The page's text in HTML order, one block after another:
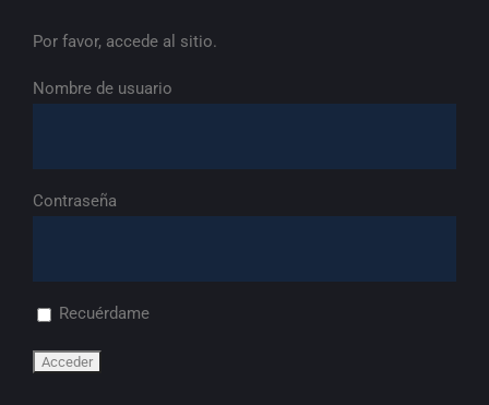
Por favor, accede al sitio.
Nombre de usuario
Contraseña
Recuérdame